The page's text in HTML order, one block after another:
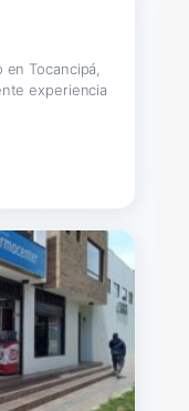
Tocancipá,
experiencia